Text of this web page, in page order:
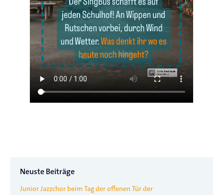
Neuste Beiträge
Junior Jazzchor beim Tag der offenen Tür der